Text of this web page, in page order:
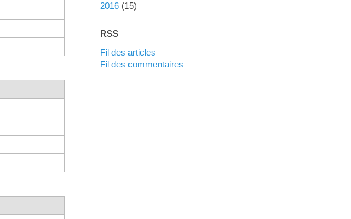
2016 (15)
RSS
Fil des articles
Fil des commentaires